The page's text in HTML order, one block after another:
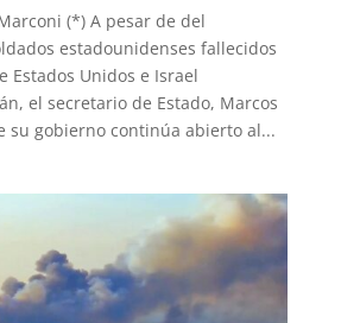
(*) A pesar de del
estadounidenses fallecidos
Estados Unidos e Israel
el secretario de Estado, Marcos
su gobierno continúa abierto al...